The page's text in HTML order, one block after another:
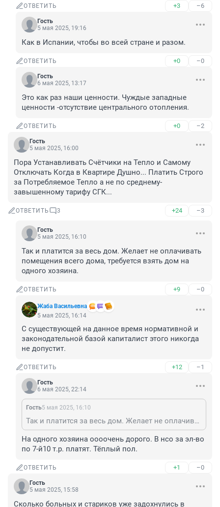
ОТВЕТИТЬ +3 –6
Гость
5 мая 2025, 19:16
Как в Испании, чтобы во всей стране и разом.
ОТВЕТИТЬ +0 –0
Гость
6 мая 2025, 13:17
Это как раз наши ценности. Чуждые западные
ценности -отсутствие центрального отопления.
ОТВЕТИТЬ +0 –2
Гость
5 мая 2025, 16:00
Пора Устанавливать Счётчики на Тепло и Самому
Отключать Когда в Квартире Душно... Платить Строго
за Потребляемое Тепло а не по среднему-
завышенному тарифу СГК...
ОТВЕТИТЬ 3 +24 –3
Гость
5 мая 2025, 16:10
Так и платится за весь дом. Желает не оплачивать
помещения всего дома, требуется взять дом на
одного хозяина.
ОТВЕТИТЬ +9 –0
Жаба Васильевна
5 мая 2025, 16:14
С существующей на данное время нормативной и
законодательной базой капиталист этого никогда
не допустит.
ОТВЕТИТЬ +12 –1
Гость
6 мая 2025, 22:14
Гость5 мая 2025, 16:10
Так и платится за весь дом. Желает не оплачивать помещения всего дома, требуется взять дом на одного хозяина.
На одного хозяина оооочень дорого. В нсо за эл-во
по 7-й10 т.р. платят. Тёплый пол.
ОТВЕТИТЬ +1 –0
Гость
5 мая 2025, 15:58
Сколько больных и стариков уже задохнулись в